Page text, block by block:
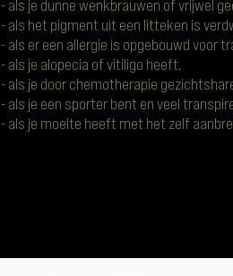
- als je dunne wenkbrauwen of vrijwel
- als het pigment uit een litteken is
- als er een allergie is opgebouwd voor
- als je alopecia of vitiligo heeft,
- als je door chemotherapie
- als je een sporter bent en veel
- als je moeite heeft met het zelf